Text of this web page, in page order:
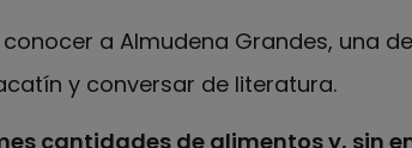
a Almudena Grandes, una
y conversar de literatura.
cantidades de alimentos y, sin